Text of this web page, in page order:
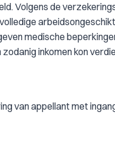
Volgens de
medische
inkomen kon
van appellant met